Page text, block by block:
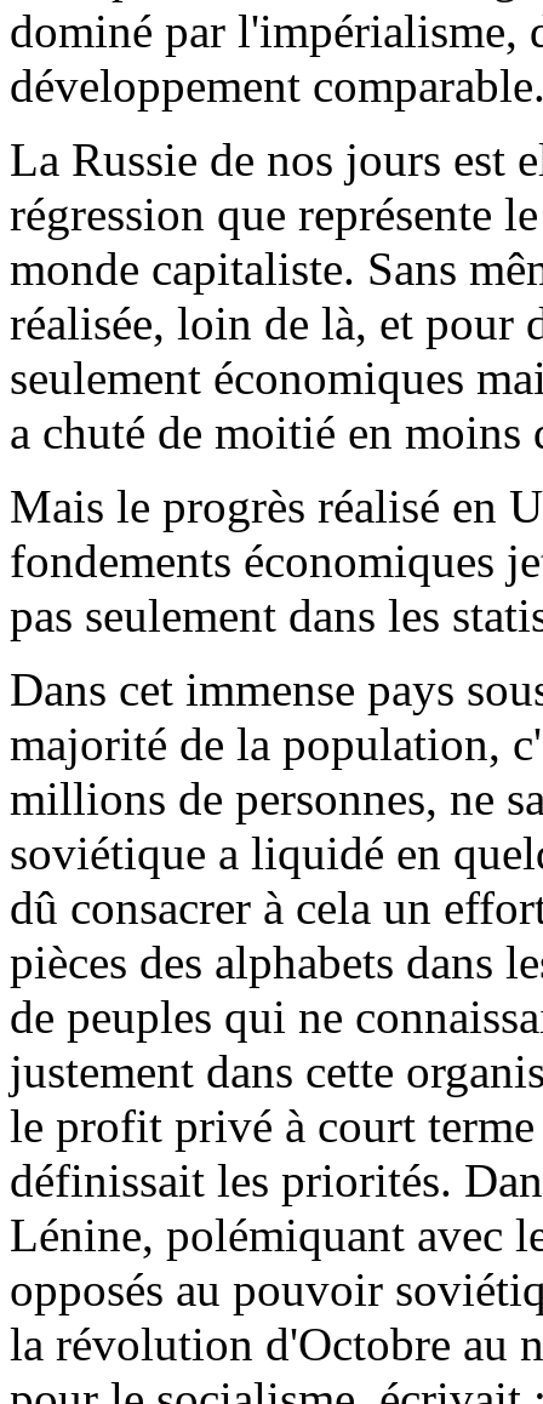
dominé par l'impérialisme,
développement
La Russie de nos jours est
régression que représente
monde capitaliste. Sans
réalisée, loin de là, et pour
seulement économiques
a chuté de moitié en moins
Mais le progrès réalisé en
fondements économiques
pas seulement dans les
Dans cet immense pays
majorité de la population,
millions de personnes, ne
soviétique a liquidé en
dû consacrer à cela un
pièces des alphabets dans
de peuples qui ne
justement dans cette
le profit privé à court
définissait les priorités.
Lénine, polémiquant avec
opposés au pouvoir
la révolution d'Octobre au